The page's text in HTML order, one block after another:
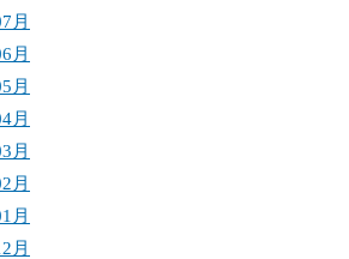
月
月
月
月
月
月
月
月